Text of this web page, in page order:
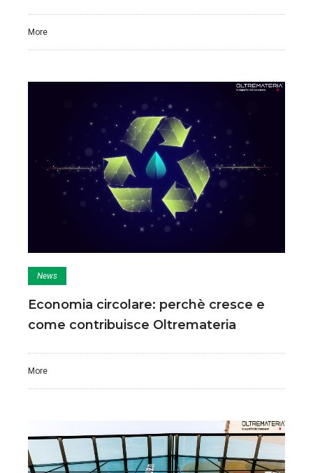
More
News
Economia circolare: perchè cresce e
come contribuisce Oltremateria
More